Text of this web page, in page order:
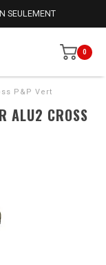
SEULEMENT
0
P&P Vert
ALU2 CROSS